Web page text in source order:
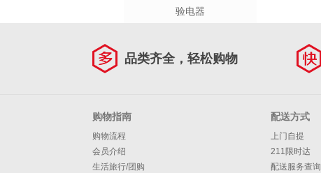
验电器
品类齐全，轻松购物
购物指南
购物流程
会员介绍
生活旅行/团购
配送方式
上门自提
211限时达
配送服务查询